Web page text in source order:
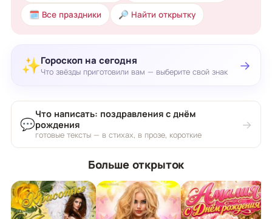
🗓 Все праздники 🔎 Найти открытку
✨Гороскоп на сегодня
Что звёзды приготовили вам — выберите свой знак →
💬
Что написать: поздравления с днём
рождения
готовые тексты — в стихах, в прозе, короткие
→
Больше открыток